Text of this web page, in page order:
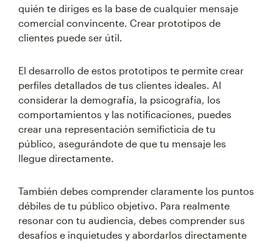
quién te diriges es la base de cualquier mensaje
comercial convincente. Crear prototipos de
clientes puede ser útil.
El desarrollo de estos prototipos te permite crear
perfiles detallados de tus clientes ideales. Al
considerar la demografía, la psicografía, los
comportamientos y las notificaciones, puedes
crear una representación semificticia de tu
público, asegurándote de que tu mensaje les
llegue directamente.
También debes comprender claramente los puntos
débiles de tu público objetivo. Para realmente
resonar con tu audiencia, debes comprender sus
desafíos e inquietudes y abordarlos directamente